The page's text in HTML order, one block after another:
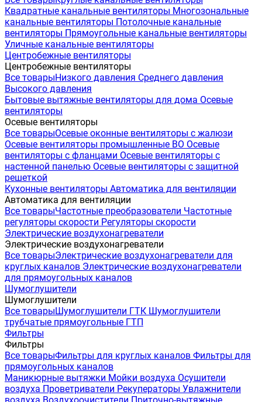
Квадратные канальные вентиляторы Многозональные
канальные вентиляторы Потолочные канальные
вентиляторы Прямоугольные канальные вентиляторы
Уличные канальные вентиляторы
Центробежные вентиляторы
Центробежные вентиляторы
Все товарыНизкого давления Среднего давления
Высокого давления
Бытовые вытяжные вентиляторы для дома Осевые
вентиляторы
Осевые вентиляторы
Все товарыОсевые оконные вентиляторы с жалюзи
Осевые вентиляторы промышленные ВО Осевые
вентиляторы с фланцами Осевые вентиляторы с
настенной панелью Осевые вентиляторы с защитной
решеткой
Кухонные вентиляторы Автоматика для вентиляции
Автоматика для вентиляции
Все товарыЧастотные преобразователи Частотные
регуляторы скорости Регуляторы скорости
Электрические воздухонагреватели
Электрические воздухонагреватели
Все товарыЭлектрические воздухонагреватели для
круглых каналов Электрические воздухонагреватели
для прямоугольных каналов
Шумоглушители
Шумоглушители
Все товарыШумоглушители ГТК Шумоглушители
трубчатые прямоугольные ГТП
Фильтры
Фильтры
Все товарыФильтры для круглых каналов Фильтры для
прямоугольных каналов
Маникюрные вытяжки Мойки воздуха Осушители
воздуха Проветриватели Рекуператоры Увлажнители